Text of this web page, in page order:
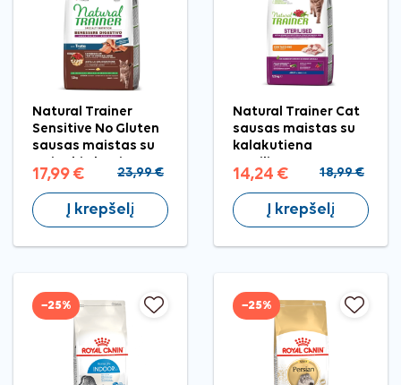
Natural Trainer
Sensitive No Gluten
sausas maistas su
kg
17,99 € 23,99 €
Į krepšelį
Natural Trainer Cat
sausas maistas su
kalakutiena
katėms, 1,5 kg
14,24 € 18,99 €
Į krepšelį
−25% −25%